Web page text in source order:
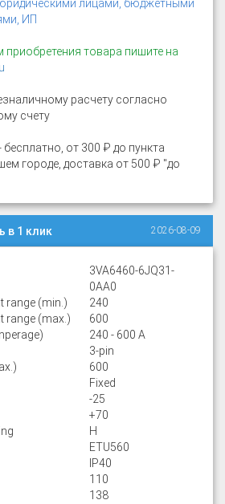
лицами, бюджетными
ИП
приобретения товара пишите на
расчету согласно
счету
от 300 ₽ до пункта
городе, доставка от 500 ₽ "до
в 1 клик 2026-08-09
3VA6460-6JQ31-
0AA0
range (min.)
240
range (max.)
600
240 - 600 A
3-pin
600
Fixed
-25
+70
H
ETU560
IP40
110
138